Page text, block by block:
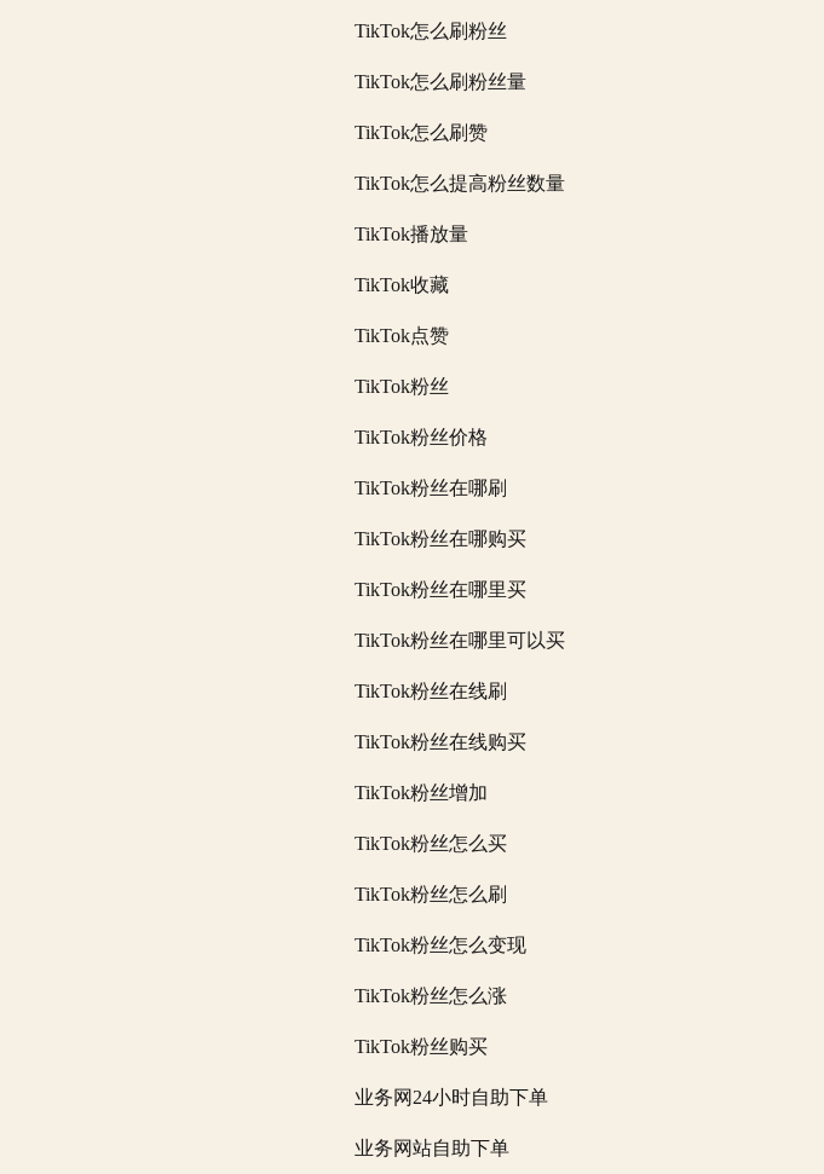
TikTok怎么刷粉丝
TikTok怎么刷粉丝量
TikTok怎么刷赞
TikTok怎么提高粉丝数量
TikTok播放量
TikTok收藏
TikTok点赞
TikTok粉丝
TikTok粉丝价格
TikTok粉丝在哪刷
TikTok粉丝在哪购买
TikTok粉丝在哪里买
TikTok粉丝在哪里可以买
TikTok粉丝在线刷
TikTok粉丝在线购买
TikTok粉丝增加
TikTok粉丝怎么买
TikTok粉丝怎么刷
TikTok粉丝怎么变现
TikTok粉丝怎么涨
TikTok粉丝购买
业务网24小时自助下单
业务网站自助下单